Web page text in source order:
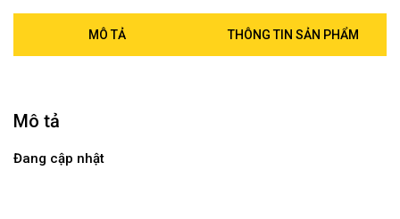
MÔ TẢ THÔNG TIN SẢN PHẨM
Mô tả
Đang cập nhật